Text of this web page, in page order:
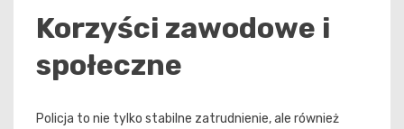
Korzyści zawodowe i
społeczne
Policja to nie tylko stabilne zatrudnienie, ale również